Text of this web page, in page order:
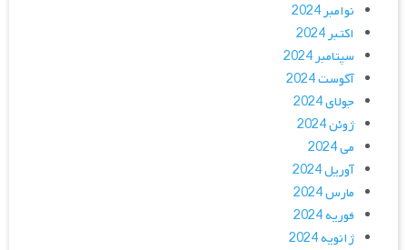
نوامبر 2024
اکتبر 2024
سپتامبر 2024
آگوست 2024
جولای 2024
ژوئن 2024
می 2024
آوریل 2024
مارس 2024
فوریه 2024
ژانویه 2024